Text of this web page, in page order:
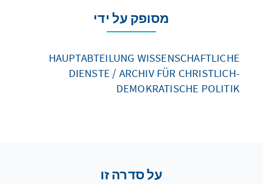
מסופק על ידי
HAUPTABTEILUNG WISSENSCHAFTLICHE
DIENSTE / ARCHIV FÜR CHRISTLICH-
DEMOKRATISCHE POLITIK
על סדרה זו